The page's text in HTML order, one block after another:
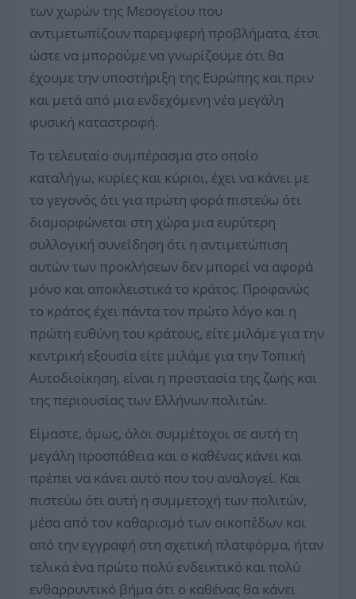
των χωρών της Μεσογείου που
αντιμετωπίζουν παρεμφερή προβλήματα, έτσι
ώστε να μπορούμε να γνωρίζουμε ότι θα
έχουμε την υποστήριξη της Ευρώπης και πριν
και μετά από μια ενδεχόμενη νέα μεγάλη
φυσική καταστροφή.
Το τελευταίο συμπέρασμα στο οποίο
καταλήγω, κυρίες και κύριοι, έχει να κάνει με
το γεγονός ότι για πρώτη φορά πιστεύω ότι
διαμορφώνεται στη χώρα μια ευρύτερη
συλλογική συνείδηση ότι η αντιμετώπιση
αυτών των προκλήσεων δεν μπορεί να αφορά
μόνο και αποκλειστικά το κράτος. Προφανώς
το κράτος έχει πάντα τον πρώτο λόγο και η
πρώτη ευθύνη του κράτους, είτε μιλάμε για την
κεντρική εξουσία είτε μιλάμε για την Τοπική
Αυτοδιοίκηση, είναι η προστασία της ζωής και
της περιουσίας των Ελλήνων πολιτών.
Είμαστε, όμως, όλοι συμμέτοχοι σε αυτή τη
μεγάλη προσπάθεια και ο καθένας κάνει και
πρέπει να κάνει αυτό που του αναλογεί. Και
πιστεύω ότι αυτή η συμμετοχή των πολιτών,
μέσα από τον καθαρισμό των οικοπέδων και
από την εγγραφή στη σχετική πλατφόρμα, ήταν
τελικά ένα πρώτο πολύ ενδεικτικό και πολύ
ενθαρρυντικό βήμα ότι ο καθένας θα κάνει